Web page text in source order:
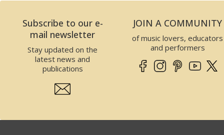
Subscribe to our e-
mail newsletter
Stay updated on the
latest news and
publications
JOIN A COMMUNITY
of music lovers, educators
and performers